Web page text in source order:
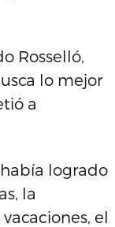
Rosselló,
lo mejor
a
logrado
la
el